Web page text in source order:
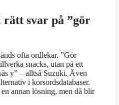
svar på ”gör
ofta ordlekar. ”Gör
snacks, utan på ett
y” – alltså Suzuki. Även
i korsordsdatabaser.
annan lösning, men då blir